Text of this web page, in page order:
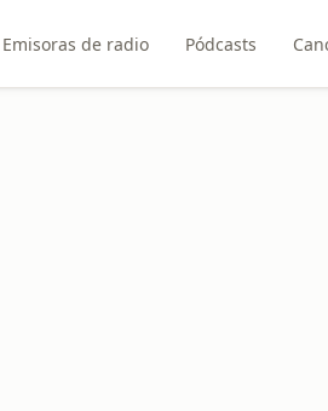
Emisoras de radio Pódcasts